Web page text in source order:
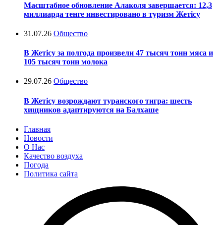
Масштабное обновление Алаколя завершается: 12,3
миллиарда тенге инвестировано в туризм Жетісу
31.07.26 Общество
В Жетісу за полгода произвели 47 тысяч тонн мяса и
105 тысяч тонн молока
29.07.26 Общество
В Жетісу возрождают туранского тигра: шесть
хищников адаптируются на Балхаше
Главная
Новости
О Нас
Качество воздуха
Погода
Политика сайта